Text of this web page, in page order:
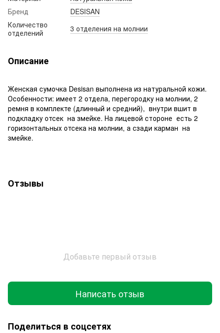
Бренд
DESISAN
Количество
отделений
3 отделения на молнии
Описание
Женская сумочка Desisan выполнена из натуральной кожи.
Особенности: имеет 2 отдела, перегородку на молнии, 2
ремня в комплекте (длинный и средний), внутри вшит в
подкладку отсек на змейке. На лицевой стороне есть 2
горизонтальных отсека на молнии, а сзади карман на
змейке.
Отзывы
Добавьте первый отзыв
Написать отзыв
Поделиться в соцсетях